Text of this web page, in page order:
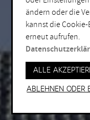
ändern oder die
kannst die
erneut aufrufen.
Alle
Ablehnen oder